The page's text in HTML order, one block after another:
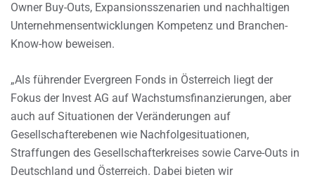
Owner Buy-Outs, Expansionsszenarien und nachhaltigen
Unternehmensentwicklungen Kompetenz und Branchen-
Know-how beweisen.
„Als führender Evergreen Fonds in Österreich liegt der
Fokus der Invest AG auf Wachstumsfinanzierungen, aber
auch auf Situationen der Veränderungen auf
Gesellschafterebenen wie Nachfolgesituationen,
Straffungen des Gesellschafterkreises sowie Carve-Outs in
Deutschland und Österreich. Dabei bieten wir